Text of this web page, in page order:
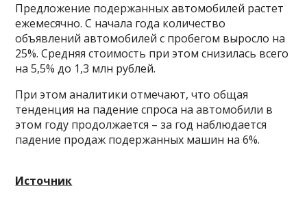
Предложение подержанных автомобилей растет
ежемесячно. С начала года количество
объявлений автомобилей с пробегом выросло на
25%. Средняя стоимость при этом снизилась всего
на 5,5% до 1,3 млн рублей.
При этом аналитики отмечают, что общая
тенденция на падение спроса на автомобили в
этом году продолжается – за год наблюдается
падение продаж подержанных машин на 6%.
Источник